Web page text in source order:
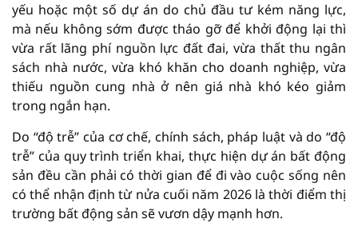
yếu hoặc một số dự án do chủ đầu tư kém năng lực,
mà nếu không sớm được tháo gỡ để khởi động lại thì
vừa rất lãng phí nguồn lực đất đai, vừa thất thu ngân
sách nhà nước, vừa khó khăn cho doanh nghiệp, vừa
thiếu nguồn cung nhà ở nên giá nhà khó kéo giảm
trong ngắn hạn.
Do “độ trễ” của cơ chế, chính sách, pháp luật và do “độ
trễ” của quy trình triển khai, thực hiện dự án bất động
sản đều cần phải có thời gian để đi vào cuộc sống nên
có thể nhận định từ nửa cuối năm 2026 là thời điểm thị
trường bất động sản sẽ vươn dậy mạnh hơn.